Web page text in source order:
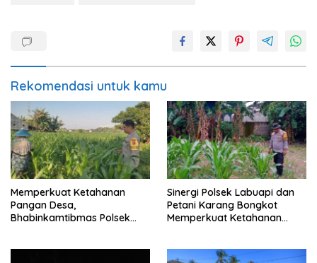
Rekomendasi untuk kamu
Memperkuat Ketahanan
Pangan Desa,
Bhabinkamtibmas Polsek
Sinergi Polsek Labuapi dan
Petani Karang Bongkot
Memperkuat Ketahanan